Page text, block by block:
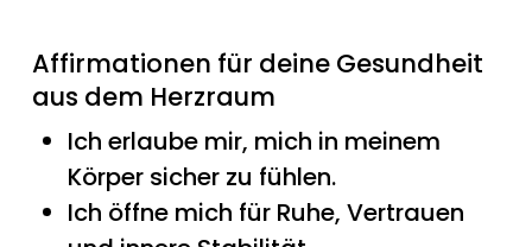
Affirmationen für deine Gesundheit
aus dem Herzraum
Ich erlaube mir, mich in meinem
Körper sicher zu fühlen.
Ich öffne mich für Ruhe, Vertrauen